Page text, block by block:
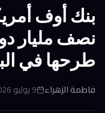
نصف مليار
طرحها في
فاطمة الزهراء 9 يوليو 2026 في 3:21 ص